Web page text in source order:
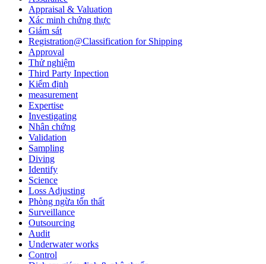
Appraisal & Valuation
Xác minh chứng thực
Giám sát
Registration@Classification for Shipping
Approval
Thử nghiệm
Third Party Inpection
Kiểm định
measurement
Expertise
Investigating
Nhân chứng
Validation
Sampling
Diving
Identify
Science
Loss Adjusting
Phòng ngừa tổn thất
Surveillance
Outsourcing
Audit
Underwater works
Control